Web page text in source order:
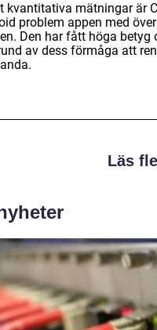
kvantitativa mätningar är
problem appen med
Den har fått höga
av dess förmåga att
Läs